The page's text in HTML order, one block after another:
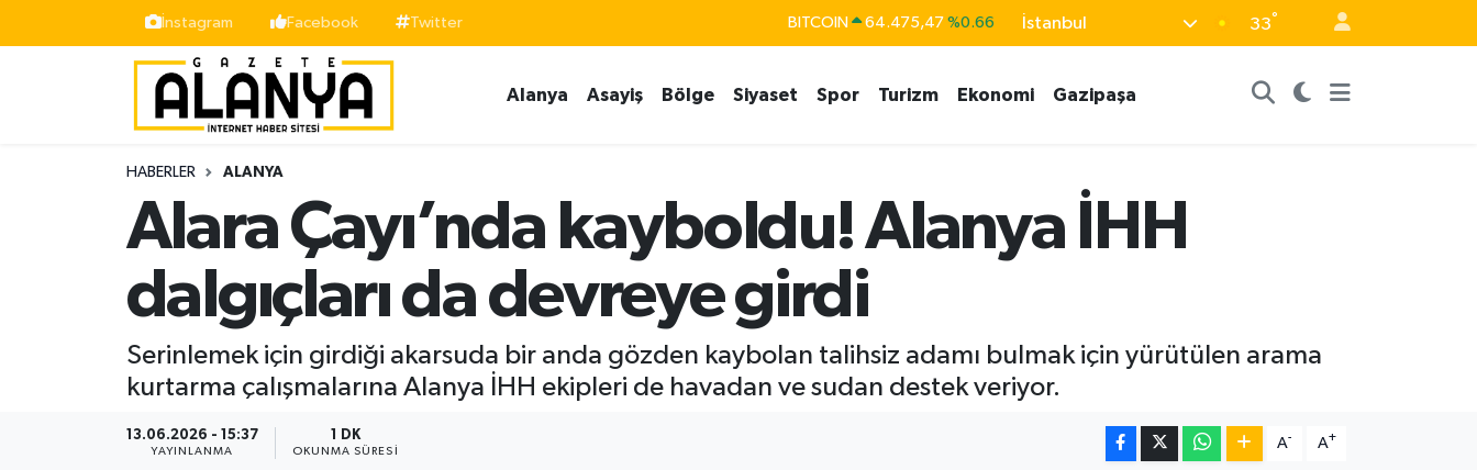
İnstagram Facebook Twitter
47,5986
İstanbul 33°
Alanya Asayiş Bölge Siyaset Spor Turizm Ekonomi Gazipaşa
HABERLER ALANYA
Alara Çayı’nda kayboldu! Alanya İHH
dalgıçları da devreye girdi
Serinlemek için girdiği akarsuda bir anda gözden kaybolan talihsiz adamı bulmak için yürütülen arama
kurtarma çalışmalarına Alanya İHH ekipleri de havadan ve sudan destek veriyor.
13.06.2026 - 15:37
YAYINLANMA
1 DK
OKUNMA SÜRESI
A- A+
Siyaset
İstanbul Nöbetçi Eczaneler
İstanbul Hava Durumu
Süper Lig Puan Durumu ve Fikstür
Tüm Manşetler
Son Dakika Haberleri